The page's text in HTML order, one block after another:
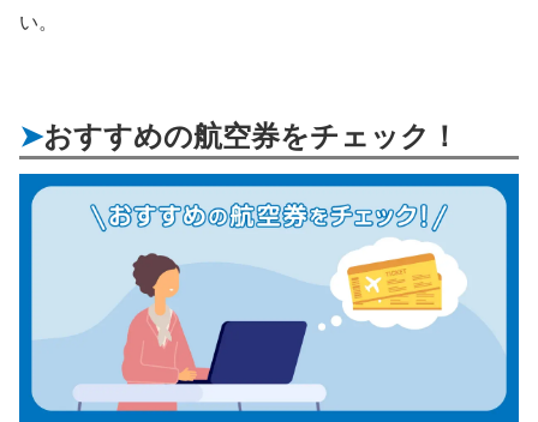
い。
おすすめの航空券をチェック！